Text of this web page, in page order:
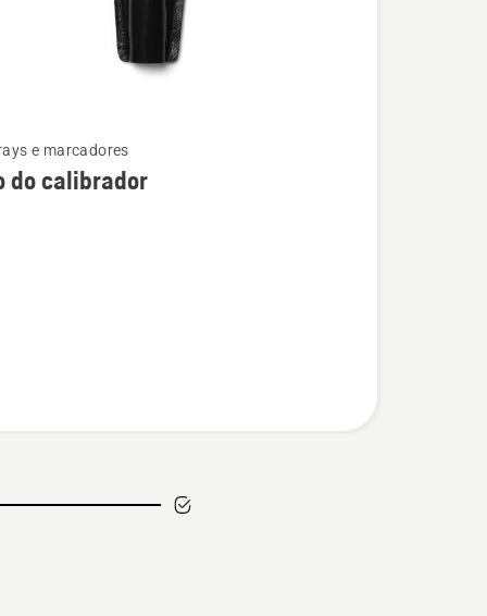
e marcadores
do calibrador